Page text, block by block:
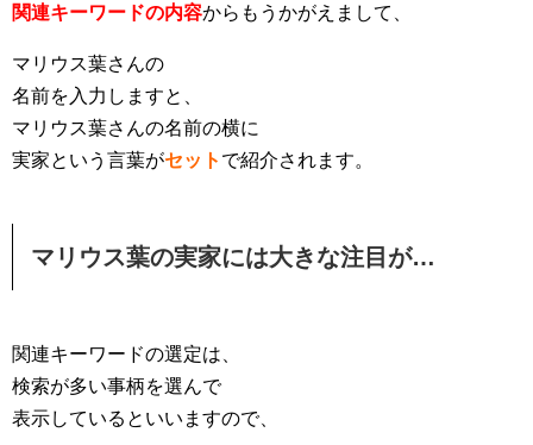
関連キーワードの内容からもうかがえまして、
マリウス葉さんの
名前を入力しますと、
マリウス葉さんの名前の横に
実家という言葉がセット で紹介されます。
マリウス葉の実家には大きな注目が…
関連キーワードの選定は、
検索が多い事柄を選んで
表示しているといいますので、